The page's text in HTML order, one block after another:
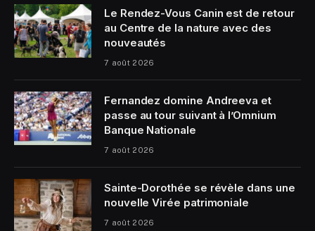
Le Rendez-Vous Canin est de retour
au Centre de la nature avec des
nouveautés
7 août 2026
Fernandez domine Andreeva et
passe au tour suivant à l’Omnium
Banque Nationale
7 août 2026
Sainte-Dorothée se révèle dans une
nouvelle Virée patrimoniale
7 août 2026